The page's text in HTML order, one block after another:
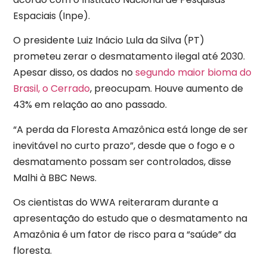
Espaciais (Inpe).
O presidente Luiz Inácio Lula da Silva (PT)
prometeu zerar o desmatamento ilegal até 2030.
Apesar disso, os dados nosegundo maior bioma do
Brasil, o Cerrado, preocupam. Houve aumento de
43% em relação ao ano passado.
“A perda da Floresta Amazônica está longe de ser
inevitável no curto prazo”, desde que o fogo e o
desmatamento possam ser controlados, disse
Malhi à BBC News.
Os cientistas do WWA reiteraram durante a
apresentação do estudo que o desmatamento na
Amazônia é um fator de risco para a “saúde” da
floresta.